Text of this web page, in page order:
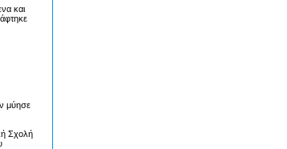
και
μύησε
Σχολή